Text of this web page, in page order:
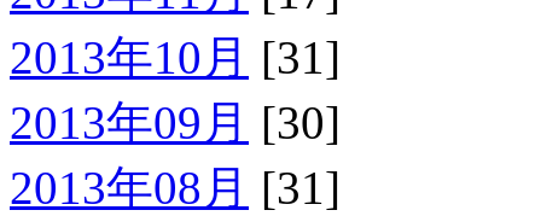
2013年10月 [31]
2013年09月 [30]
2013年08月 [31]